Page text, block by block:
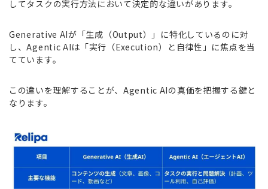
してタスクの実行方法において決定的な違いがあります。
Generative AIが「生成（Output）」に特化しているのに対
し、Agentic AIは「実行（Execution）と自律性」に焦点を当
てています。
この違いを理解することが、Agentic AIの真価を把握する鍵と
なります。